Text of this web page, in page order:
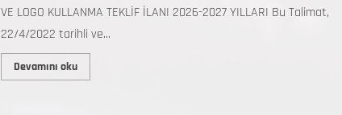
VE LOGO KULLANMA TEKLİF İLANI 2026-2027 YILLARI Bu Talimat,
22/4/2022 tarihli ve...
Devamını oku